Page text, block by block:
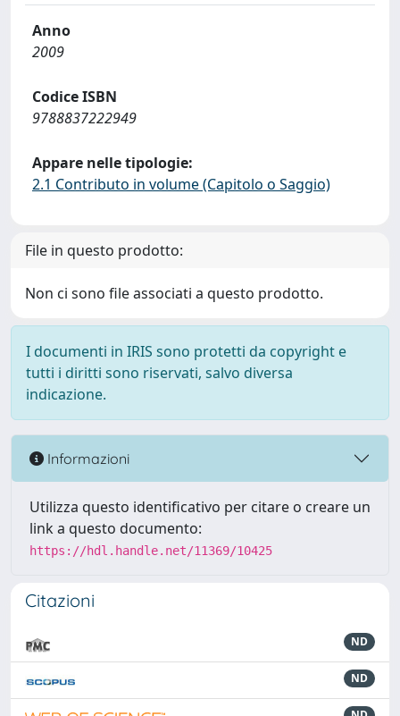
Anno
2009
Codice ISBN
9788837222949
Appare nelle tipologie:
2.1 Contributo in volume (Capitolo o Saggio)
File in questo prodotto:
Non ci sono file associati a questo prodotto.
I documenti in IRIS sono protetti da copyright e
tutti i diritti sono riservati, salvo diversa
indicazione.
Informazioni
Utilizza questo identificativo per citare o creare un
link a questo documento:
https://hdl.handle.net/11369/10425
Citazioni
ND
ND